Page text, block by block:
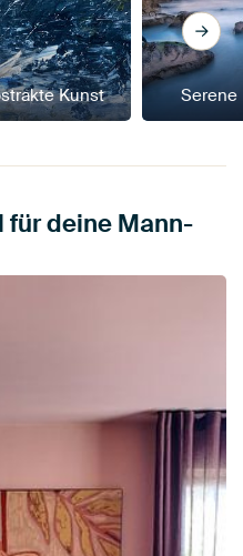
Kunst Serene
deine Mann-